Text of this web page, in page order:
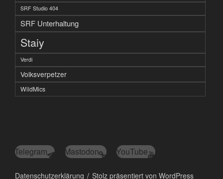
SRF Studio 404
SRF Unterhaltung
Staiy
Verdi
Volksverpetzer
WildMics
Telegram Mastodon YouTube
Datenschutzerklärung Stolz präsentiert von WordPress